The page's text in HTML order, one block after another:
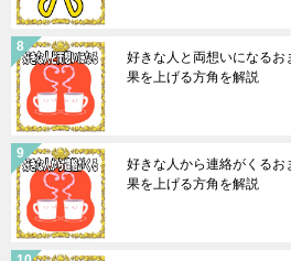
好きな人と両想いになる
果を上げる方角を解説
好きな人から連絡がくる
果を上げる方角を解説